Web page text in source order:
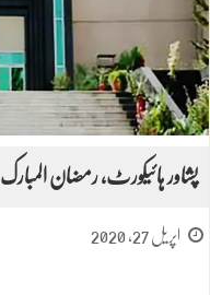
پشاور ہائیکورٹ، رمضان
اپریل 27, 2020